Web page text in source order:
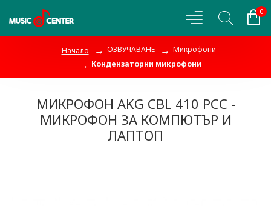
0
Начало ОЗВУЧАВАНЕ
Микрофони
Кондензаторни микрофони
МИКРОФОН AKG CBL 410 PCC -
МИКРОФОН ЗА КОМПЮТЪР И
ЛАПТОП